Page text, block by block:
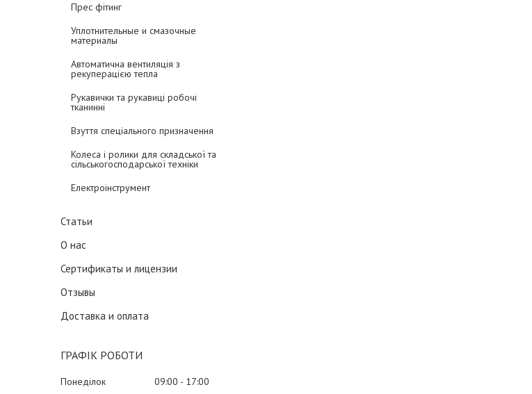
Прес фітинг
Уплотнительные и смазочные
материалы
Автоматична вентиляція з
рекуперацією тепла
Рукавички та рукавиці робочі
тканинні
Взуття спеціального призначення
Колеса і ролики для складської та
сільськогосподарської техніки
Електроінструмент
Статьи
О нас
Сертификаты и лицензии
Отзывы
Доставка и оплата
ГРАФІК РОБОТИ
Понеділок 09:00
17:00